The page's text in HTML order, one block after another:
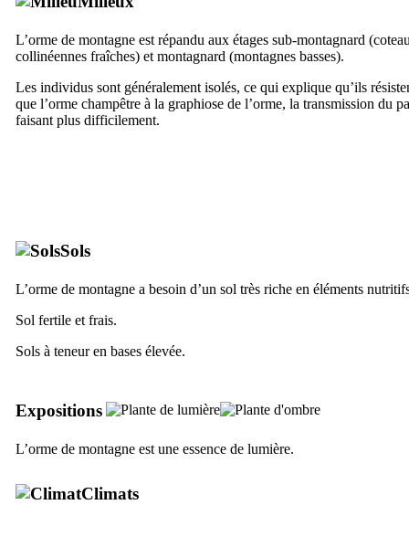
L’orme de montagne est répandu aux étages sub-montagnard
collinéennes fraîches) et montagnard (montagnes basses).
Les individus sont généralement isolés, ce qui explique qu’ils
que l’orme champêtre à la graphiose de l’orme, la transmission du
faisant plus difficilement.
Sols
L’orme de montagne a besoin d’un sol très riche en éléments
Sol fertile et frais.
Sols à teneur en bases élevée.
Expositions
L’orme de montagne est une essence de lumière.
Climats